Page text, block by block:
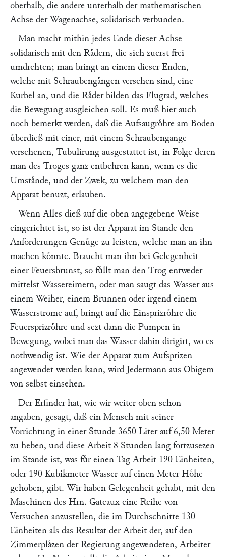
oberhalb, die andere unterhalb der mathematischen
Achse der Wagenachse, solidarisch verbunden.
Man macht mithin jedes Ende dieser Achse
solidarisch mit den Raͤdern, die sich zuerst frei
umdrehten; man bringt an einem dieser Enden,
welche mit Schraubengaͤngen versehen sind, eine
Kurbel an, und die Raͤder bilden das Flugrad, welches
die Bewegung ausgleichen soll. Es muß hier auch
noch bemerkt werden, daß die Aufsaugroͤhre am Boden
uͤberdieß mit einer, mit einem Schraubengange
versehenen, Tubulirung ausgestattet ist, in Folge deren
man des Troges ganz entbehren kann, wenn es die
Umstaͤnde, und der Zwek, zu welchem man den
Apparat benuzt, erlauben.
Wenn Alles dieß auf die oben angegebene Weise
eingerichtet ist, so ist der Apparat im Stande den
Anforderungen Genuͤge zu leisten, welche man an ihn
machen koͤnnte. Braucht man ihn bei Gelegenheit
einer Feuersbrunst, so fuͤllt man den Trog entweder
mittelst Wassereimern, oder man saugt das Wasser aus
einem Weiher, einem Brunnen oder irgend einem
Wasserstrome auf, bringt auf die Einsprizroͤhre die
Feuersprizroͤhre und sezt dann die Pumpen in
Bewegung, wobei man das Wasser dahin dirigirt, wo es
nothwendig ist. Wie der Apparat zum Aufsprizen
angewendet werden kann, wird Jedermann aus Obigem
von selbst einsehen.
Der Erfinder hat, wie wir weiter oben schon
angaben, gesagt, daß ein Mensch mit seiner
Vorrichtung in einer Stunde 3650 Liter auf 6,50 Meter
zu heben, und diese Arbeit 8 Stunden lang fortzusezen
im Stande ist, was fuͤr einen Tag Arbeit 190 Einheiten,
oder 190 Kubikmeter Wasser auf einen Meter Hoͤhe
gehoben, gibt. Wir haben Gelegenheit gehabt, mit den
Maschinen des Hrn. Gateaux eine Reihe von
Versuchen anzustellen, die im Durchschnitte 130
Einheiten als das Resultat der Arbeit der, auf den
Zimmerplaͤzen der Regierung angewendeten, Arbeiter